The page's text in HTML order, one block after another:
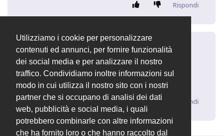
Utilizziamo i cookie per personalizzare
contenuti ed annunci, per fornire funzionalità
dei social media e per analizzare il nostro
traffico. Condividiamo inoltre informazioni sul
modo in cui utilizza il nostro sito con i nostri
partner che si occupano di analisi dei dati
web, pubblicità e social media, i quali
potrebbero combinarle con altre informazioni
che ha fornito loro o che hanno raccolto dal
Rispondi
A andrea14 16 giu 2017
sono disposto a pagare uno sviluppatore che mi dia
una mano per risolvere questa piccola richiesta
Rispondi